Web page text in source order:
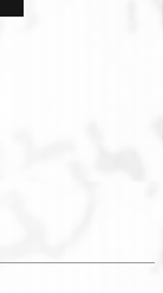
מדינת
אבו